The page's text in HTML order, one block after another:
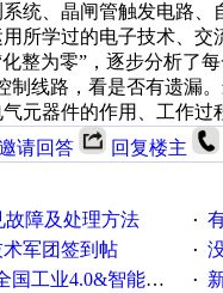
统、晶闸管触发电路
所学过的电子技术、
化整为零”，逐步分析了
制线路，看是否有遗漏
元器件的作用、工作过
请回答 回复楼主
故障及处理方法 ·
术军团签到帖 ·
智能制造高级培训班通知！ ·